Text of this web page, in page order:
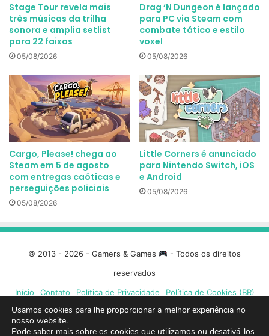
Stage Tour revela mais
três músicas da trilha
sonora e amplia setlist
para 22 faixas
05/08/2026
Drag ‘N Dungeon é lançado
para PC via Steam com
combate tático e estilo
voxel
05/08/2026
Cargo, Please! chega ao
Steam em 5 de agosto
com entregas caóticas e
perseguições policiais
05/08/2026
Little Corners é anunciado
para Nintendo Switch, iOS
e Android
05/08/2026
© 2013 - 2026 - Gamers & Games
- Todos os direitos
reservados
Início
Contato Política de Privacidade Política de Cookies (BR)
Facebook
X
Usamos cookies para lhe proporcionar a melhor experiência no
nosso website.
Pode saber mais sobre os cookies que utilizamos ou desativá-los